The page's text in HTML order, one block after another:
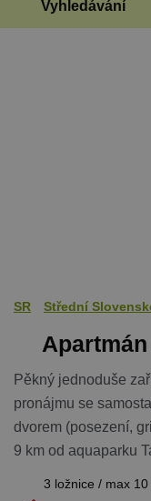
Vyhledávání
SR Střední
Pěkný jednoduše
pronájmu se
dvorem (posezení,
9 km od aquaparku
3 ložnice / max 10